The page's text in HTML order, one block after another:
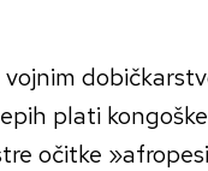
vojnim
plati
očitke